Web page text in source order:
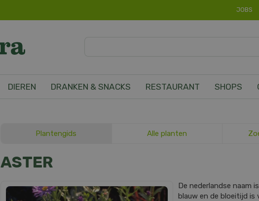
JOBS
DIEREN DRANKEN & SNACKS RESTAURANT SHOPS
Plantengids Alle planten
ASTER
De nederlandse naam is
blauw en de bloeitijd is